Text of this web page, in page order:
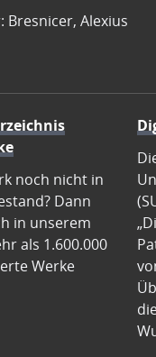
Bresnicer, Alexius
noch nicht in
Dann
in unserem
als 1.600.000
Werke